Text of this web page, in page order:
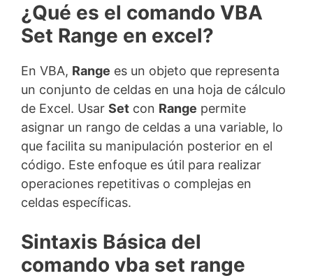
¿Qué es el comando VBA
Set Range en excel?
En VBA, Range es un objeto que representa
un conjunto de celdas en una hoja de cálculo
de Excel. Usar Set con Range permite
asignar un rango de celdas a una variable, lo
que facilita su manipulación posterior en el
código. Este enfoque es útil para realizar
operaciones repetitivas o complejas en
celdas específicas.
Sintaxis Básica del
comando vba set range